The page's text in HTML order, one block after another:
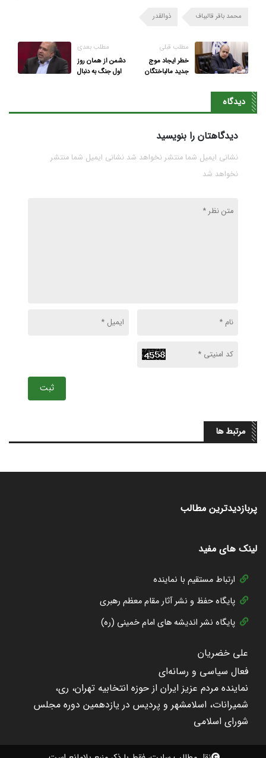
محمد باقر قالیباف ذوالقدر
مطلب قبلی
خطر ایجاد موج
جدید مالباختگان
مطلب بعدی
دشمن از همان روز
اول جنگ به دنبال
دیدگاه
دیدگاهتان را بنویسید
نشانی ایمیل شما منتشر نخواهد شد نشانی ایمیل شما منتشر
نخواهد شد
ثبت
مرتبط ها
لینک های مفید
ارتباط مستقیم با نماینده
پایگاه حفظ و نشر آثار مقام معظم رهبری
پایگاه نشر اندیشه های امام خمینی (ره)
پربازدیدترین مطالب
علی خضریان
فعال سیاسی و رسانه‌ای
نماینده مردم عزیز ایران از حوزه انتخابیه تهران، ری،
شمیرانات، اسلامشهر و پردیس در یازدهمین دوره مجلس
شورای اسلامی